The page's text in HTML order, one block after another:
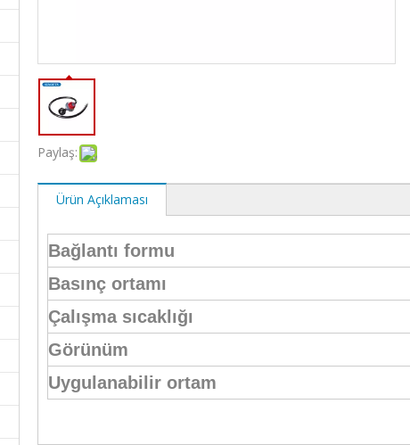
Paylaş:
Ürün Açıklaması
Bağlantı formu
Basınç ortamı
Çalışma sıcaklığı
Görünüm
Uygulanabilir ortam